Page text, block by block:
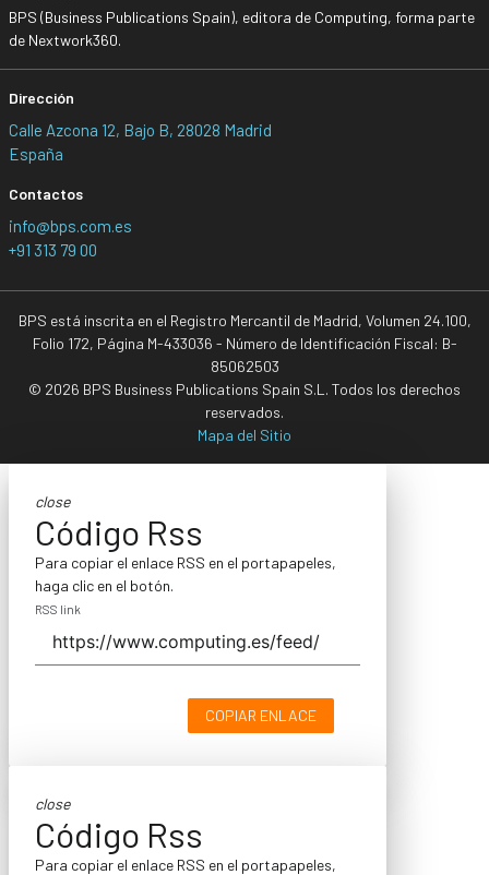
BPS (Business Publications Spain), editora de Computing, forma parte
de Nextwork360.
Dirección
Calle Azcona 12, Bajo B, 28028 Madrid
España
Contactos
info@bps.com.es
+91 313 79 00
BPS está inscrita en el Registro Mercantil de Madrid, Volumen 24.100,
Folio 172, Página M-433036 - Número de Identificación Fiscal: B-
85062503
© 2026 BPS Business Publications Spain S.L. Todos los derechos
reservados.
Mapa del Sitio
close
Código Rss
Para copiar el enlace RSS en el portapapeles,
haga clic en el botón.
RSS link
COPIAR ENLACE
close
Código Rss
Para copiar el enlace RSS en el portapapeles,